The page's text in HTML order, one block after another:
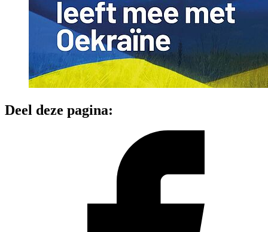
Deel deze pagina: